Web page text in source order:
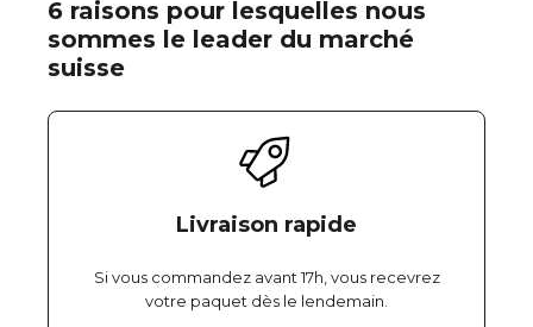
6 raisons pour lesquelles nous
sommes le leader du marché
suisse
Livraison rapide
Si vous commandez avant 17h, vous recevrez
votre paquet dès le lendemain.